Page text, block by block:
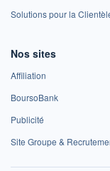
Solutions pour la
Nos sites
Affiliation
BoursoBank
Publicité
Site Groupe &